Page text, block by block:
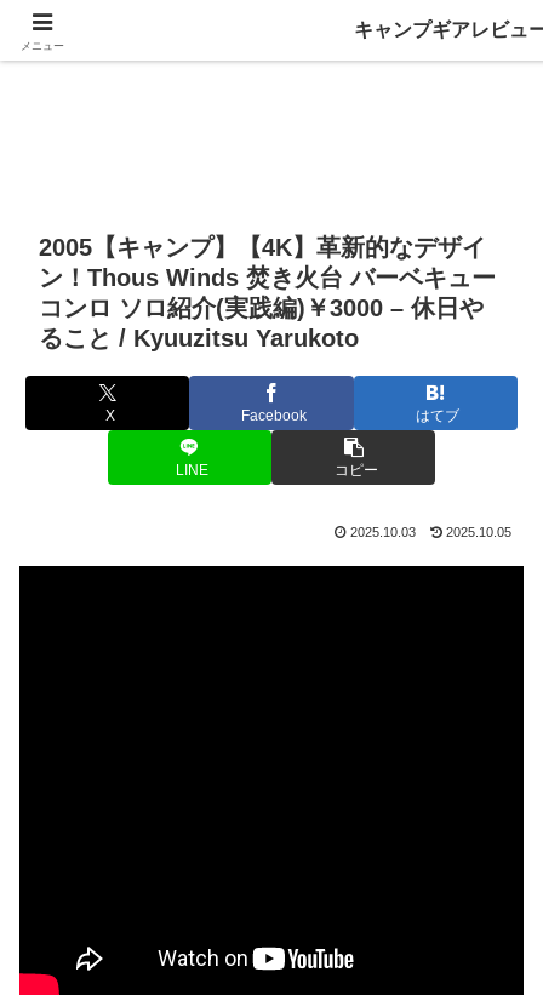
2005【キャンプ】【4K】革新的なデザイ
ン！Thous Winds 焚き火台 バーベキュー
コンロ ソロ紹介(実践編)￥3000 – 休日や
ること / Kyuuzitsu Yarukoto
X Facebook はてブ
LINE コピー
2025.10.03 2025.10.05
メニュー
キャンプギアレビュ